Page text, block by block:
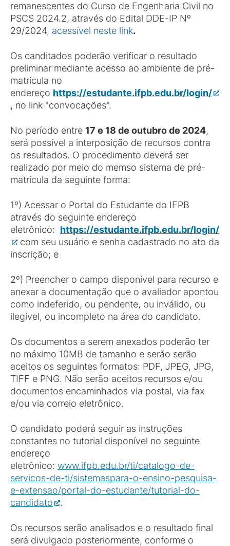
remanescentes do Curso de Engenharia Civil no
PSCS 2024.2, através do Edital DDE-IP Nº
29/2024, acessível neste link.
Os canditados poderão verificar o resultado
preliminar mediante acesso ao ambiente de pré-
matrícula no
endereço https://estudante.ifpb.edu.br/login/
, no link "convocações".
No período entre 17 e 18 de outubro de 2024,
será possível a interposição de recursos contra
os resultados. O procedimento deverá ser
realizado por meio do memso sistema de pré-
matrícula da seguinte forma:
1º) Acessar o Portal do Estudante do IFPB
através do seguinte endereço
eletrônico: https://estudante.ifpb.edu.br/login/
com seu usuário e senha cadastrado no ato da
inscrição; e
2º) Preencher o campo disponível para recurso e
anexar a documentação que o avaliador apontou
como indeferido, ou pendente, ou inválido, ou
ilegível, ou incompleto na área do candidato.
Os documentos a serem anexados poderão ter
no máximo 10MB de tamanho e serão serão
aceitos os seguintes formatos: PDF, JPEG, JPG,
TIFF e PNG. Não serão aceitos recursos e/ou
documentos encaminhados via postal, via fax
e/ou via correio eletrônico.
O candidato poderá seguir as instruções
constantes no tutorial disponível no seguinte
endereço
eletrônico: www.ifpb.edu.br/ti/catalogo-de-
servicos-de-ti/sistemaspara-o-ensino-pesquisa-
e-extensao/portal-do-estudante/tutorial-do-
candidato
.
Os recursos serão analisados e o resultado final
será divulgado posteriormente, conforme o